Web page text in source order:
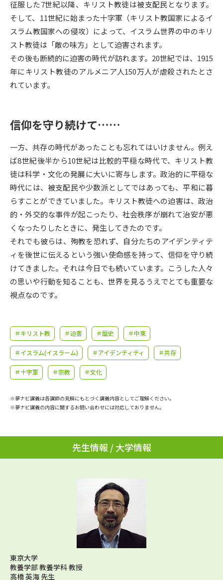
SELFBRAND特集ページ
オープンキャンパスなどを調べる
オープンキャンパス検索 実施プログラムから探す
志望校・出願校を調べる
併願校選び 受験スケジュールを立てよう
先輩が入学を決めた理由 テレメール全国一斉進学調査
新生活お役立ちガイド
大学で学びたい学問発見
学問のミニ講義「夢ナビ講義」 学問分野解説
大学進学IDについて
個人情報取扱規定
テレメール進学カタログ
訂正のご案内
征服した7世紀以降、キリスト教徒は被支配民となります。
そして、11世紀に始まった十字軍（キリスト教国家によるイ
スラム教国家への侵攻）によって、イスラム世界の中のキリ
スト教徒は「敵の味方」として迫害されます。
その後も断続的に迫害の時代が訪れます。20世紀では、1915
年にキリスト教徒のアルメニア人150万人が虐殺されたとさ
れています。
信仰を守り続けて……
一方、共存の時代があったことも忘れてはいけません。例え
ば8世紀後半から10世紀は比較的平穏な時代で、キリスト教
徒は科学・文化の発展に大いに寄与します。政治的に平穏な
時代には、被支配民や少数派としてではあっても、平和に暮
らすことができていました。キリスト教徒への迫害は、政治
的・外交的な事件が起こったり、社会秩序が崩れて治安が悪
くなったりしたときに、発生してきたのです。
それでも彼らは、殉教を恐れず、自分たちのアイデンティテ
ィを後世に伝えるという強い使命感を持って、信仰を守り続
けてきました。それは今日でも続いています。こうした人々
の思いや行動を知ることも、世界を見るうえでとても重要な
視点なのです。
＃キリスト教 ＃迫害 ＃歴史 ＃中東
＃イスラム(イスラーム) ＃アイデンティティ ＃共存
＃十字軍 ＃宗教 ＃文化
※夢ナビ講義は各講師の見解にもとづく講義内容としてご理解ください。
※夢ナビ講義の内容に関するお問い合わせには対応しておりません。
先生情報 / 大学情報
東京大学
教養学部 教養学科 教授
高橋 英海 先生